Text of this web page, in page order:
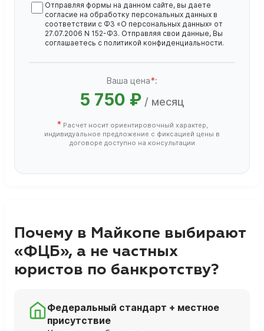
Отправляя формы на данном сайте, вы даете
согласие на обработку персональных данных в
соответствии с ФЗ «О персональных данных» от
27.07.2006 N 152-ФЗ. Отправляя свои данные, Вы
соглашаетесь с политикой конфиденциальности.
Ваша цена*:
5 750 ₽ / месяц
* Расчет носит ориентировочный характер,
индивидуальное предложение с фиксацией цены в
договоре доступно на консультации
Почему в Майкопе выбирают
«ФЦБ», а не частных
юристов по банкротству?
Федеральный стандарт + местное
присутствие